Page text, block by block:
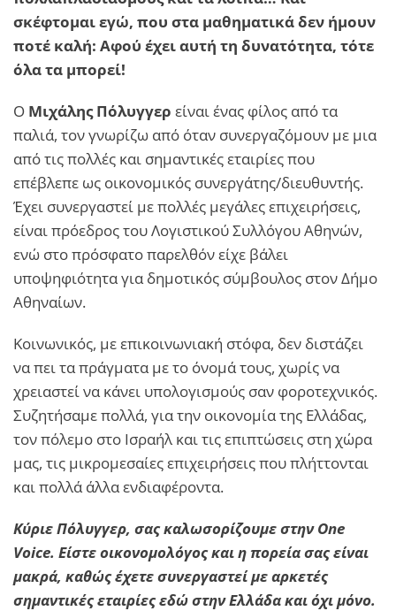
σκέφτομαι εγώ, που στα μαθηματικά δεν ήμουν
ποτέ καλή: Αφού έχει αυτή τη δυνατότητα, τότε
όλα τα μπορεί!
Ο Μιχάλης Πόλυγγερ είναι ένας φίλος από τα
παλιά, τον γνωρίζω από όταν συνεργαζόμουν με μια
από τις πολλές και σημαντικές εταιρίες που
επέβλεπε ως οικονομικός συνεργάτης/διευθυντής.
Έχει συνεργαστεί με πολλές μεγάλες επιχειρήσεις,
είναι πρόεδρος του Λογιστικού Συλλόγου Αθηνών,
ενώ στο πρόσφατο παρελθόν είχε βάλει
υποψηφιότητα για δημοτικός σύμβουλος στον Δήμο
Αθηναίων.
Κοινωνικός, με επικοινωνιακή στόφα, δεν διστάζει
να πει τα πράγματα με το όνομά τους, χωρίς να
χρειαστεί να κάνει υπολογισμούς σαν φοροτεχνικός.
Συζητήσαμε πολλά, για την οικονομία της Ελλάδας,
τον πόλεμο στο Ισραήλ και τις επιπτώσεις στη χώρα
μας, τις μικρομεσαίες επιχειρήσεις που πλήττονται
και πολλά άλλα ενδιαφέροντα.
Κύριε Πόλυγγερ, σας καλωσορίζουμε στην One
Voice. Είστε οικονομολόγος και η πορεία σας είναι
μακρά, καθώς έχετε συνεργαστεί με αρκετές
σημαντικές εταιρίες εδώ στην Ελλάδα και όχι μόνο.